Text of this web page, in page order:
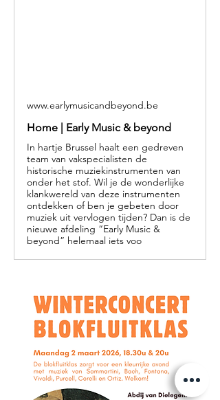
www.earlymusicandbeyond.be
Home | Early Music & beyond
In hartje Brussel haalt een gedreven
team van vakspecialisten de
historische muziekinstrumenten van
onder het stof. Wil je de wonderlijke
klankwereld van deze instrumenten
ontdekken of ben je gebeten door
muziek uit vervlogen tijden? Dan is de
nieuwe afdeling “Early Music &
beyond” helemaal iets voo